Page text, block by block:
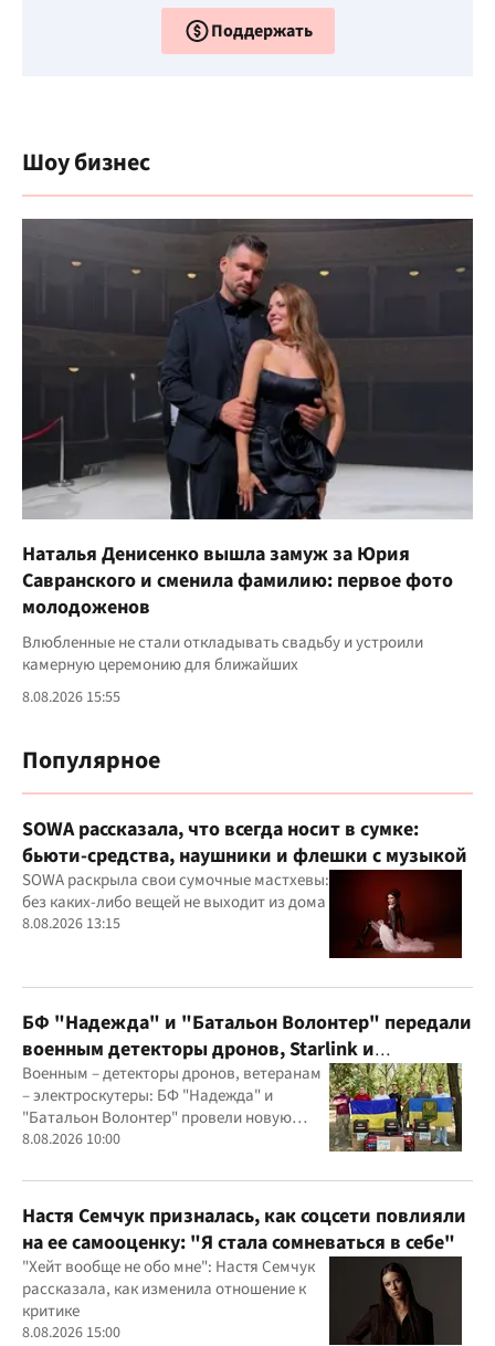
Поддержать
Шоу бизнес
Наталья Денисенко вышла замуж за Юрия
Савранского и сменила фамилию: первое фото
молодоженов
Влюбленные не стали откладывать свадьбу и устроили
камерную церемонию для ближайших
8.08.2026 15:55
Популярное
SOWA рассказала, что всегда носит в сумке:
бьюти-средства, наушники и флешки с музыкой
SOWA раскрыла свои сумочные мастхевы:
без каких-либо вещей не выходит из дома
8.08.2026 13:15
БФ "Надежда" и "Батальон Волонтер" передали
военным детекторы дронов, Starlink и
генераторы
Военным – детекторы дронов, ветеранам
– электроскутеры: БФ "Надежда" и
"Батальон Волонтер" провели новую
миссию
8.08.2026 10:00
Настя Семчук призналась, как соцсети повлияли
на ее самооценку: "Я стала сомневаться в себе"
"Хейт вообще не обо мне": Настя Семчук
рассказала, как изменила отношение к
критике
8.08.2026 15:00